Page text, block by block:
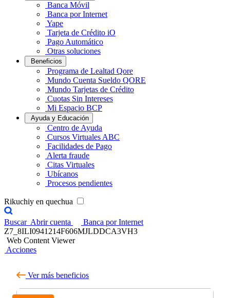
Banca Móvil
Banca por Internet
Yape
Tarjeta de Crédito iO
Pago Automático
Otras soluciones
Beneficios
Programa de Lealtad Qore
Mundo Cuenta Sueldo QORE
Mundo Tarjetas de Crédito
Cuotas Sin Intereses
Mi Espacio BCP
Ayuda y Educación
Centro de Ayuda
Cursos Virtuales ABC
Facilidades de Pago
Alerta fraude
Citas Virtuales
Ubícanos
Procesos pendientes
Rikuchiy en quechua
Buscar Abrir cuenta
Banca por Internet
Z7_8ILI0941214F606MJLDDCA3VH3
Web Content Viewer
Acciones
Ver más beneficios